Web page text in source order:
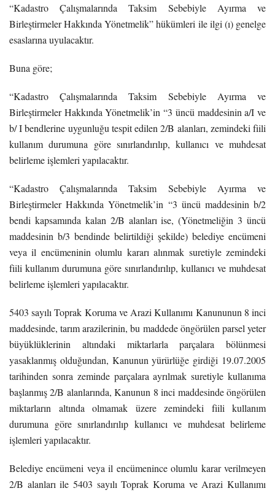
“Kadastro Çalışmalarında Taksim Sebebiyle Ayırma ve
Birleştirmeler Hakkında Yönetmelik” hükümleri ile ilgi (ı) genelge
esaslarına uyulacaktır.
Buna göre;
“Kadastro Çalışmalarında Taksim Sebebiyle Ayırma ve
Birleştirmeler Hakkında Yönetmelik’in “3 üncü maddesinin a/I ve
b/ I bendlerine uygunluğu tespit edilen 2/B alanları, zemindeki fiili
kullanım durumuna göre sınırlandırılıp, kullanıcı ve muhdesat
belirleme işlemleri yapılacaktır.
“Kadastro Çalışmalarında Taksim Sebebiyle Ayırma ve
Birleştirmeler Hakkında Yönetmelik’in “3 üncü maddesinin b/2
bendi kapsamında kalan 2/B alanları ise, (Yönetmeliğin 3 üncü
maddesinin b/3 bendinde belirtildiği şekilde) belediye encümeni
veya il encümeninin olumlu kararı alınmak suretiyle zemindeki
fiili kullanım durumuna göre sınırlandırılıp, kullanıcı ve muhdesat
belirleme işlemleri yapılacaktır.
5403 sayılı Toprak Koruma ve Arazi Kullanımı Kanununun 8 inci
maddesinde, tarım arazilerinin, bu maddede öngörülen parsel yeter
büyüklüklerinin altındaki miktarlarla parçalara bölünmesi
yasaklanmış olduğundan, Kanunun yürürlüğe girdiği 19.07.2005
tarihinden sonra zeminde parçalara ayrılmak suretiyle kullanıma
başlanmış 2/B alanlarında, Kanunun 8 inci maddesinde öngörülen
miktarların altında olmamak üzere zemindeki fiili kullanım
durumuna göre sınırlandırılıp kullanıcı ve muhdesat belirleme
işlemleri yapılacaktır.
Belediye encümeni veya il encümenince olumlu karar verilmeyen
2/B alanları ile 5403 sayılı Toprak Koruma ve Arazi Kullanımı